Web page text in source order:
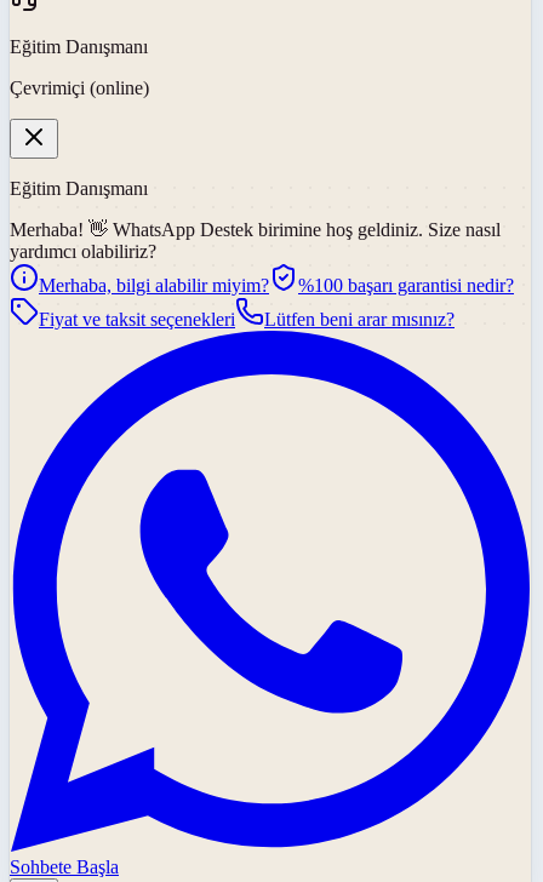
Eğitim Danışmanı
Çevrimiçi (online)
Eğitim Danışmanı
Merhaba! 👋 WhatsApp Destek birimine hoş geldiniz. Size nasıl
yardımcı olabiliriz?
Merhaba, bilgi alabilir miyim?
%100 başarı garantisi nedir?
Fiyat ve taksit seçenekleri
Lütfen beni arar mısınız?
Sohbete Başla